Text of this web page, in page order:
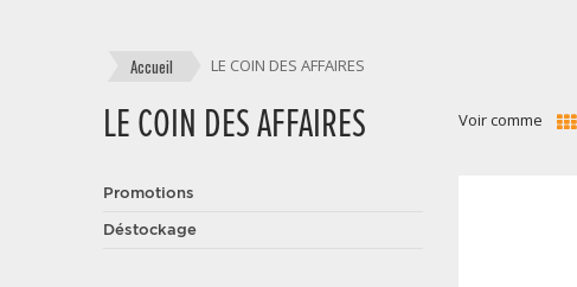
Accueil LE COIN DES AFFAIRES
LE COIN DES AFFAIRES
Promotions
Déstockage
Voir comme